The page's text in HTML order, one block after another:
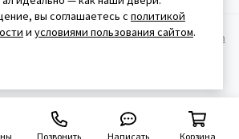
Карта сайта Публичная оферта Политика
Позвонить Написать Корзина
вы соглашаетесь с политикой
и условиями пользования сайтом.